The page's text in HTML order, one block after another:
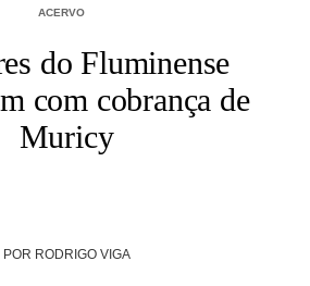
ACERVO
do Fluminense
com cobrança de
Muricy
POR RODRIGO VIGA